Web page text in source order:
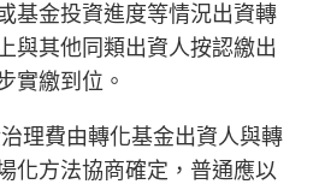
基金投資進度等情況出資轉
與其他同類出資人按認繳出
實繳到位。
理費由轉化基金出資人與轉
化方法協商確定，普通應以